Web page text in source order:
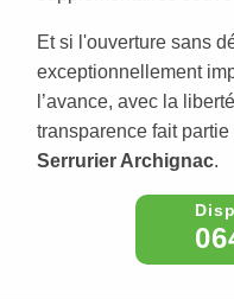
Et si l'ouverture sans
exceptionnellement
l’avance, avec la
transparence fait
Serrurier Archignac.